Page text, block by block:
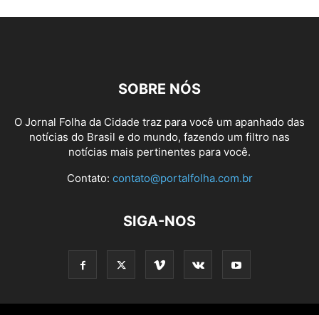
SOBRE NÓS
O Jornal Folha da Cidade traz para você um apanhado das
notícias do Brasil e do mundo, fazendo um filtro nas
notícias mais pertinentes para você.
Contato: contato@portalfolha.com.br
SIGA-NOS